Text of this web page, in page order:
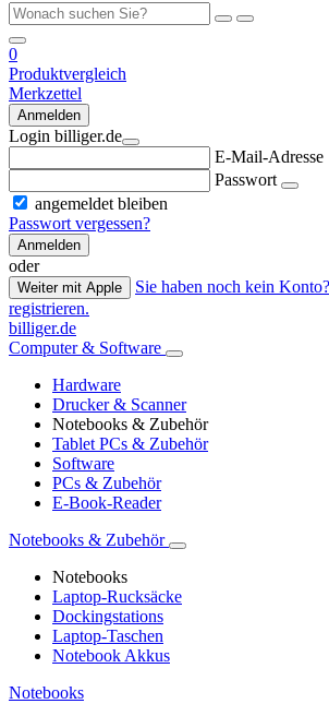
0
Produktvergleich
Merkzettel
Anmelden
Login billiger.de
E-Mail-Adresse
Passwort
angemeldet bleiben
Passwort vergessen?
Anmelden
oder
Weiter mit Apple
Sie haben noch kein
registrieren.
billiger.de
Computer & Software
Hardware
Drucker & Scanner
Notebooks & Zubehör
Tablet PCs & Zubehör
Software
PCs & Zubehör
E-Book-Reader
Notebooks & Zubehör
Notebooks
Laptop-Rucksäcke
Dockingstations
Laptop-Taschen
Notebook Akkus
Notebooks